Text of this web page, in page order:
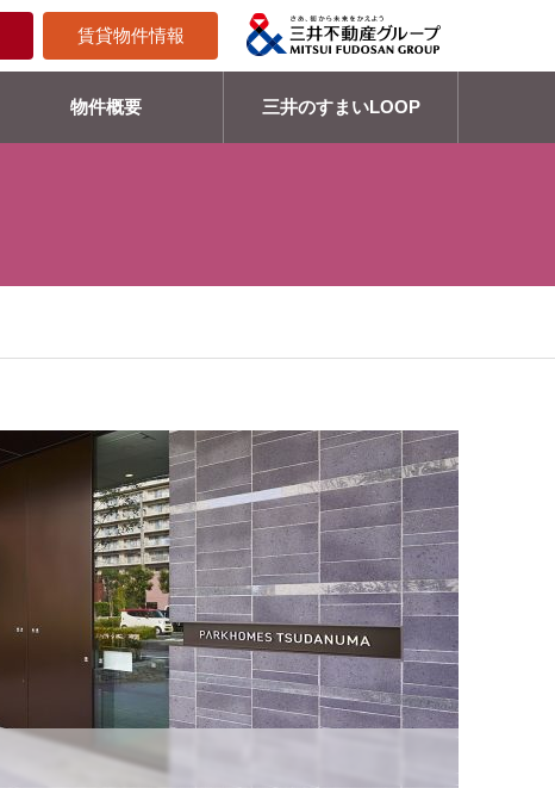
賃貸物件情報
物件概要 三井のすまいLOOP